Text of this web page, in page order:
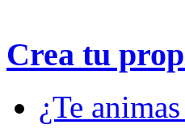
Crea tu
¿Te